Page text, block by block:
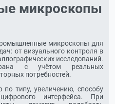
микроскопы
микроскопы для
от визуального контроля в
исследований.
с учётом реальных
потребностей.
типу, увеличению, способу
интерфейса. При